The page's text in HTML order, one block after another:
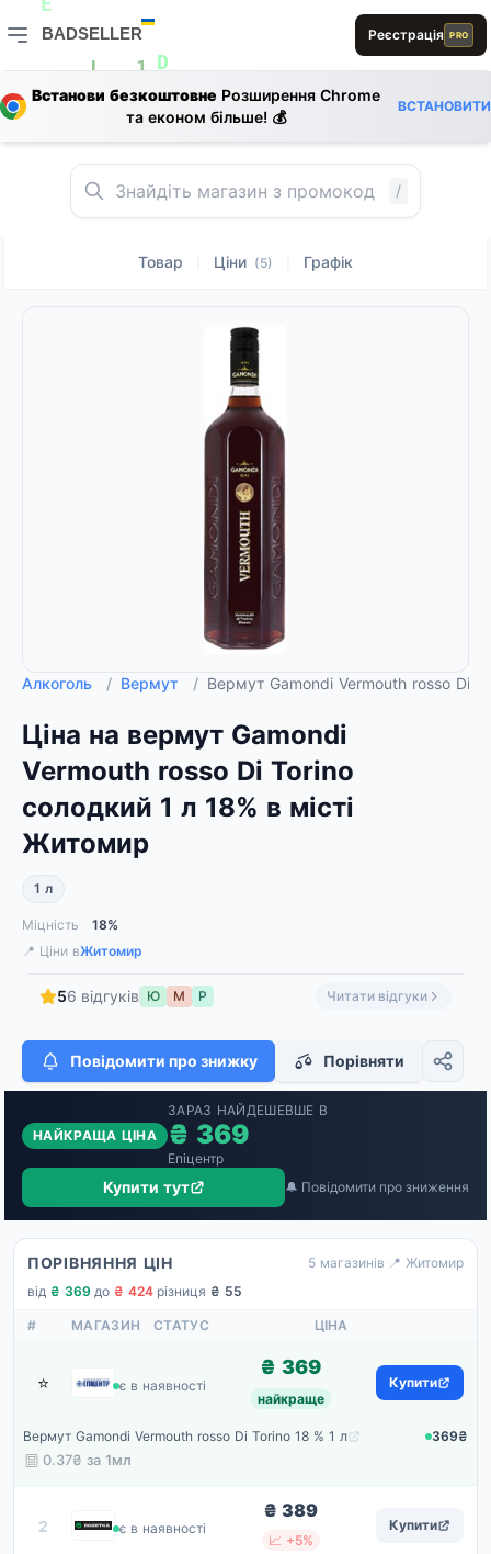
E
D
E
D
0
L
L
1
E L
L
L
BADSELLER
BADSELLER — порівняння цін і знижки
Реєстрація PRO
Встанови безкоштовне Розширення Chrome
та економ більше! 💰
ВСТАНОВИТИ
/
Товар Ціни (5) Графік
Алкоголь / Вермут / Вермут Gamondi Vermouth rosso Di
Ціна на вермут Gamondi
Vermouth rosso Di Torino
солодкий 1 л 18% в місті
Житомир
1 л
Міцність
18%
📍 Ціни вЖитомир
56 відгуків Ю М Р Читати відгуки
Повідомити про знижку Порівняти
НАЙКРАЩА ЦІНА
ЗАРАЗ НАЙДЕШЕВШЕ В
₴ 369
Епіцентр
Купити тут 🔔 Повідомити про зниження
ПОРІВНЯННЯ ЦІН 5 магазинів· 📍 Житомир
від ₴ 369·до ₴ 424·різниця ₴ 55
# МАГАЗИН СТАТУС ЦІНА
⭐ Епіцентр
є в наявності
₴ 369
найкраще
Купити
Вермут Gamondi Vermouth rosso Di Torino 18 % 1 л
369₴
0.37₴ за 1мл
2 Rozetka
є в наявності
₴ 389
📈 +5%
Купити